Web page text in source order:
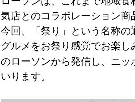
気店とのコラボレーション
今回、「祭り」という名称
グルメをお祭り感覚でお楽
のローソンから発信し、ニ
いります。